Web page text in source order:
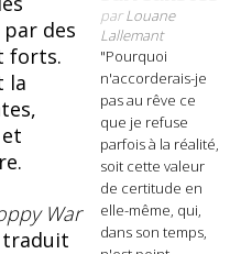
des
forts.
la
War
traduit
parLouane
Lallemant
"Pourquoi
n'accorderais-je
pas au rêve ce
que je refuse
parfois à la réalité,
soit cette valeur
de certitude en
elle-même, qui,
dans son temps,